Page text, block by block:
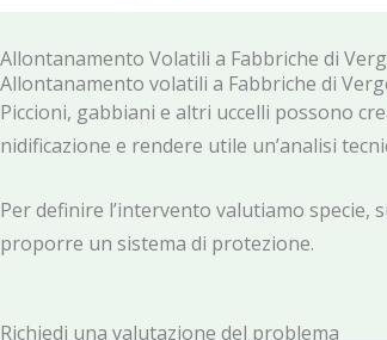
Allontanamento Volatili a Fabbriche di
Allontanamento volatili a Fabbriche di
Piccioni, gabbiani e altri uccelli possono
nidificazione e rendere utile un’analisi
Per definire l’intervento valutiamo specie,
proporre un sistema di protezione.
Richiedi una valutazione del problema